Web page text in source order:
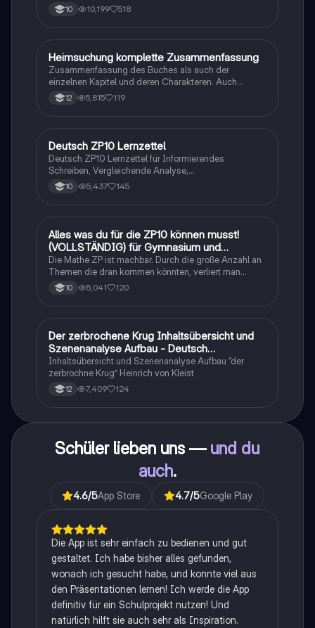
10 10,199 518
Deutsch
Heimsuchung komplette Zusammenfassung
Zusammenfassung des Buches als auch der
einzelnen Kapitel und deren Charakteren. Auch
tabellarisch. Im Unterricht ohne KI erstellt
12 5,815 119
Deutsch
Deutsch ZP10 Lernzettel
Deutsch ZP10 Lernzettel für Informierendes
Schreiben, Vergleichende Analyse,
Sachtexte/Roman/Gedicht..
10 5,437 145
Mathe
Alles was du für die ZP10 können musst!
(VOLLSTÄNDIG) für Gymnasium und
Realschule
Die Mathe ZP ist machbar. Durch die große Anzahl an
Themen die dran kommen könnten, verliert man
schnell den Überblick. Also habe ich von den kleinsten
Themen bis hin zu den größten alles
10 5,041 120
Deutsch
Der zerbrochene Krug Inhaltsübersicht und
Szenenanalyse Aufbau - Deutsch
Q1/Q2/Abitur
Inhaltsübersicht und Szenenanalyse Aufbau “der
zerbrochne Krug” Heinrich von Kleist
12 7,409 124
Schüler lieben uns — und du
auch.
4.6/5App Store 4.7/5Google Play
Die App ist sehr einfach zu bedienen und gut
gestaltet. Ich habe bisher alles gefunden,
wonach ich gesucht habe, und konnte viel aus
den Präsentationen lernen! Ich werde die App
definitiv für ein Schulprojekt nutzen! Und
natürlich hilft sie auch sehr als Inspiration.